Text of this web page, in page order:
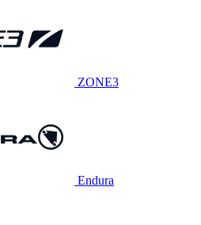
ZONE3
Endura